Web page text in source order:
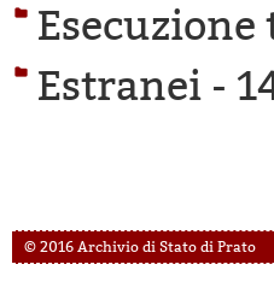
Estranei -
© 2016 Archivio di Stato di Prato